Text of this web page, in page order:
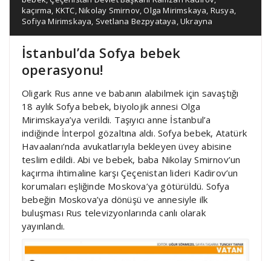
kaçırma, KKTC,Nikolay Smirnov,Olga Mirimskaya, Rusya,
Sofiya Mirimskaya, Svetlana Bezpyataya,Ukrayna
İstanbul’da Sofya bebek
operasyonu!
Oligark Rus anne ve babanın alabilmek için savaştığı
18 aylık Sofya bebek, biyolojik annesi Olga
Mirimskaya’ya verildi. Taşıyıcı anne İstanbul’a
indiğinde İnterpol gözaltına aldı. Sofya bebek, Atatürk
Havaalanı’nda avukatlarıyla bekleyen üvey abisine
teslim edildi. Abi ve bebek, baba Nikolay Smirnov’un
kaçırma ihtimaline karşı Çeçenistan lideri Kadirov’un
korumaları eşliğinde Moskova’ya götürüldü. Sofya
bebeğin Moskova’ya dönüşü ve annesiyle ilk
buluşması Rus televizyonlarında canlı olarak
yayınlandı.